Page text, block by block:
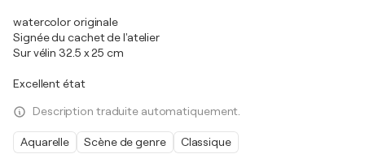
watercolor originale
Signée du cachet de l'atelier
Sur vélin 32.5 x 25 cm
Excellent état
Description traduite automatiquement.
Aquarelle Scène de genre Classique